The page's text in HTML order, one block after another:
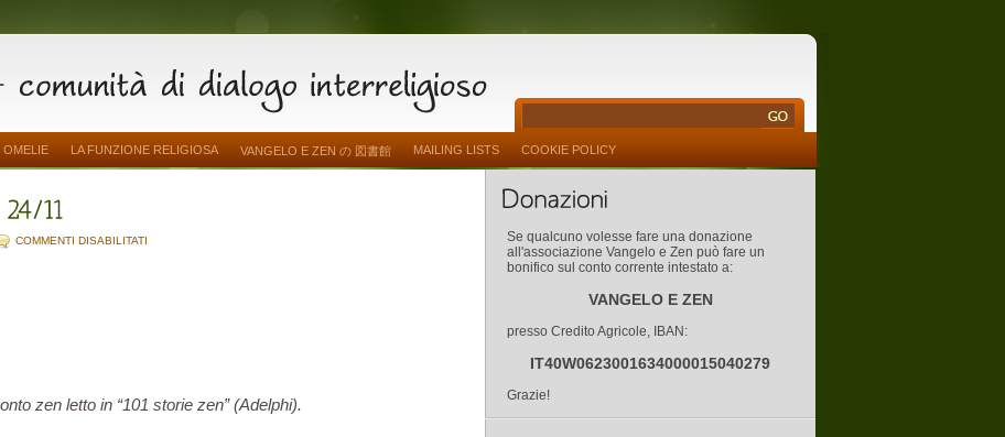
OMELIE LA FUNZIONE RELIGIOSA VANGELO E ZEN の 図書館 MAILING LISTS COOKIE POLICY
COMMENTI DISABILITATI
zen letto in “101 storie zen” (Adelphi).
Se qualcuno volesse fare una donazione
all'associazione Vangelo e Zen può fare un
bonifico sul conto corrente intestato a:
VANGELO E ZEN
presso Credito Agricole, IBAN:
IT40W0623001634000015040279
Grazie!